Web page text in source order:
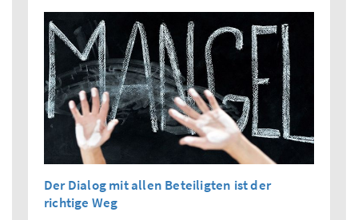
Der Dialog mit allen Beteiligten ist der
richtige Weg